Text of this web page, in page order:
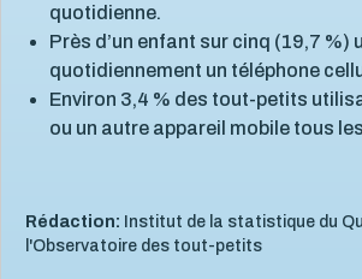
quotidienne.
Près d’un enfant sur cinq (19,7 %)
quotidiennement un téléphone
Environ 3,4 % des tout-petits
ou un autre appareil mobile tous
Rédaction: Institut de la statistique du
l'Observatoire des tout-petits